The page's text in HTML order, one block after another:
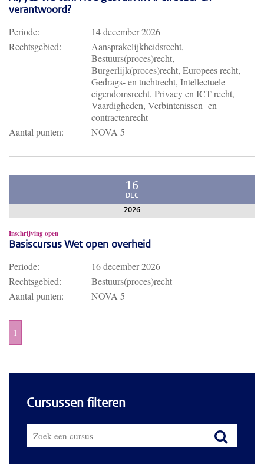
verantwoord?
Periode:
14 december 2026
Rechtsgebied:
Aansprakelijkheidsrecht,
Bestuurs(proces)recht,
Burgerlijk(proces)recht, Europees recht,
Gedrags- en tuchtrecht, Intellectuele
eigendomsrecht, Privacy en ICT recht,
Vaardigheden, Verbintenissen- en
contractenrecht
Aantal punten:
NOVA 5
16
DEC
2026
Inschrijving open
Basiscursus Wet open overheid
Periode:
16 december 2026
Rechtsgebied:
Bestuurs(proces)recht
Aantal punten:
NOVA 5
1
Cursussen filteren